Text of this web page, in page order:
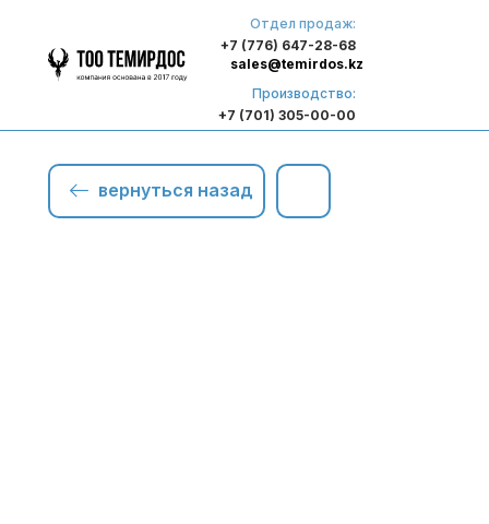
Отдел продаж:
+7 (776) 647-28-68
Производство:
+7 (701) 305-00-00
sales@temirdos.kz
вернуться назад